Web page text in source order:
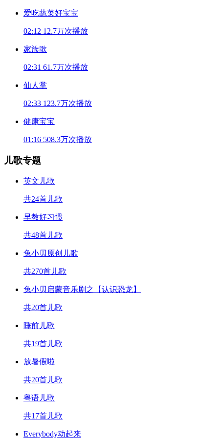
爱吃蔬菜好宝宝
02:12 12.7万次播放
家族歌
02:31 61.7万次播放
仙人掌
02:33 123.7万次播放
健康宝宝
01:16 508.3万次播放
儿歌专题
英文儿歌
共24首儿歌
早教好习惯
共48首儿歌
兔小贝原创儿歌
共270首儿歌
兔小贝启蒙音乐剧之【认识恐龙】
共20首儿歌
睡前儿歌
共19首儿歌
放暑假啦
共20首儿歌
粤语儿歌
共17首儿歌
Everybody动起来